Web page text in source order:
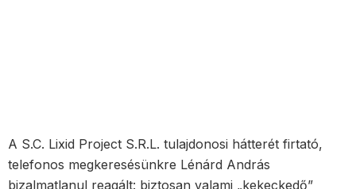
A S.C. Lixid Project S.R.L. tulajdonosi hátterét firtató,
telefonos megkeresésünkre Lénárd András
bizalmatlanul reagált: biztosan valami „kekeckedő”